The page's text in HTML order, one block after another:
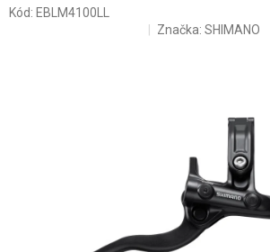
Kód: EBLM4100LL
Značka:SHIMANO